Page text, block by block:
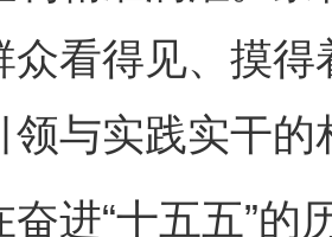
看得见、摸得
领与实践实干的
“十五五”的